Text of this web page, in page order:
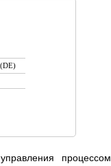
процессом